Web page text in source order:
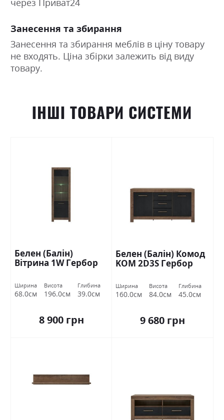
Занесення та збирання
Занесення та збирання меблів в ціну товару
не входять. Ціна збірки залежить від виду
товару.
ІНШІ ТОВАРИ СИСТЕМИ
Белен (Балін)
Вітрина 1W Гербор
Ширина
68.0см
Висота
196.0см
Глибина
39.0см
8 900 грн
Белен (Балін) Комод
KOM 2D3S Гербор
Ширина
160.0см
Висота
84.0см
Глибина
45.0см
9 680 грн